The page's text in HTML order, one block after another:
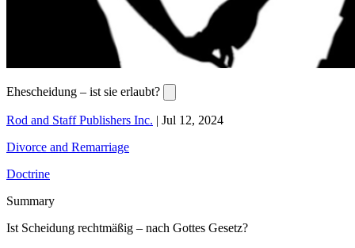
Ehescheidung – ist sie erlaubt?
Rod and Staff Publishers Inc. | Jul 12, 2024
Divorce and Remarriage
Doctrine
Summary
Ist Scheidung rechtmäßig – nach Gottes Gesetz?